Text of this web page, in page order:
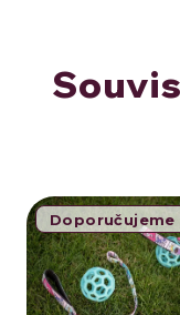
Doporučujeme